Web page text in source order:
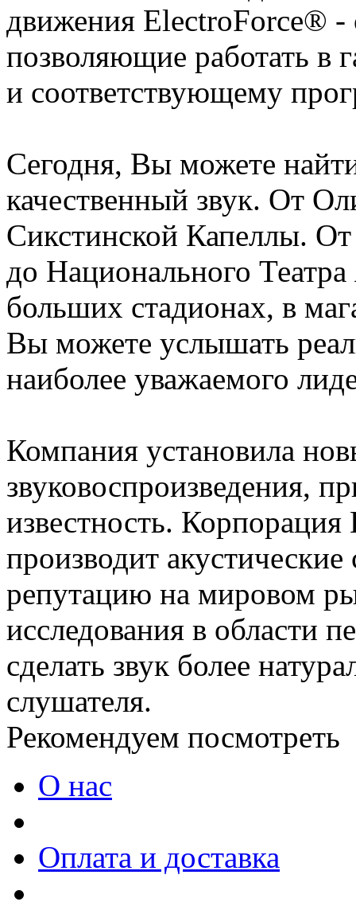
движения ElectroForce® -
позволяющие работать в
и соответствующему
Сегодня, Вы можете
качественный звук. От
Сикстинской Капеллы.
до Национального
больших стадионах, в
Вы можете услышать
наиболее уважаемого
Компания установила
звуковоспроизведения,
известность. Корпорация
производит
репутацию на мировом
исследования в области
сделать звук более
слушателя.
Рекомендуем посмотреть
О нас
Оплата и доставка